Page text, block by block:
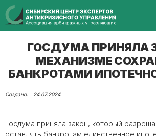
ГОСДУМА ПРИНЯЛА
МЕХАНИЗМЕ
БАНКРОТАМИ
24.07.2024
Госдума приняла закон, который
оставлять банкротам единственное